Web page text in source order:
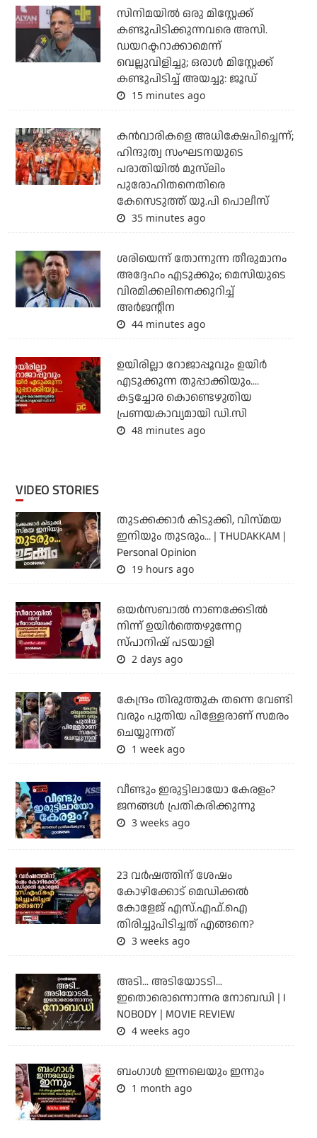
സിനിമയില്‍ ഒരു മിസ്റ്റേക്ക്
കണ്ടുപിടിക്കുന്നവരെ അസി.
ഡയറക്ടറാക്കാമെന്ന്
വെല്ലുവിളിച്ചു; ഒരാള്‍ മിസ്റ്റേക്ക്
കണ്ടുപിടിച്ച് അയച്ചു: ജൂഡ്
15 minutes ago
കന്‍വാരികളെ അധിക്ഷേപിച്ചെന്ന്;
ഹിന്ദുത്വ സംഘടനയുടെ
പരാതിയില്‍ മുസ്‌ലിം
പുരോഹിതനെതിരെ
കേസെടുത്ത് യു.പി പൊലീസ്
35 minutes ago
ശരിയെന്ന് തോന്നുന്ന തീരുമാനം
അദ്ദേഹം എടുക്കും; മെസിയുടെ
വിരമിക്കലിനെക്കുറിച്ച്
അര്‍ജന്റീന
44 minutes ago
ഉയിരില്ലാ റോജാപ്പൂവും ഉയിര്‍
എടുക്കുന്ന തുപ്പാക്കിയും....
കട്ടച്ചോര കൊണ്ടെഴുതിയ
പ്രണയകാവ്യമായി ഡി.സി
48 minutes ago
VIDEO STORIES
തുടക്കക്കാര്‍ കിടുക്കി, വിസ്മയ
ഇനിയും തുടരും... | THUDAKKAM |
Personal Opinion
19 hours ago
ഒയര്‍സബാൽ നാണക്കേടിൽ
നിന്ന് ഉയിർത്തെഴുന്നേറ്റ
സ്പാനിഷ് പടയാളി
2 days ago
കേന്ദ്രം തിരുത്തുക തന്നെ വേണ്ടി
വരും പുതിയ പിള്ളേരാണ് സമരം
ചെയ്യുന്നത്
1 week ago
വീണ്ടും ഇരുട്ടിലായോ കേരളം?
ജനങ്ങൾ പ്രതികരിക്കുന്നു
3 weeks ago
23 വർഷത്തിന് ശേഷം
കോഴിക്കോട് മെഡിക്കൽ
കോളേജ് എസ്.എഫ്.ഐ
തിരിച്ചുപിടിച്ചത് എങ്ങനെ?
3 weeks ago
അടി... അടിയോടടി...
ഇതൊരൊന്നൊന്നര നോബഡി | I
NOBODY | MOVIE REVIEW
4 weeks ago
ബംഗാള്‍ ഇന്നലെയും ഇന്നും
1 month ago